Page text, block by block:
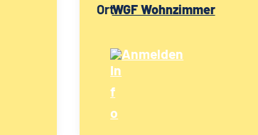
WGF Wohnzimmer
Anmelden